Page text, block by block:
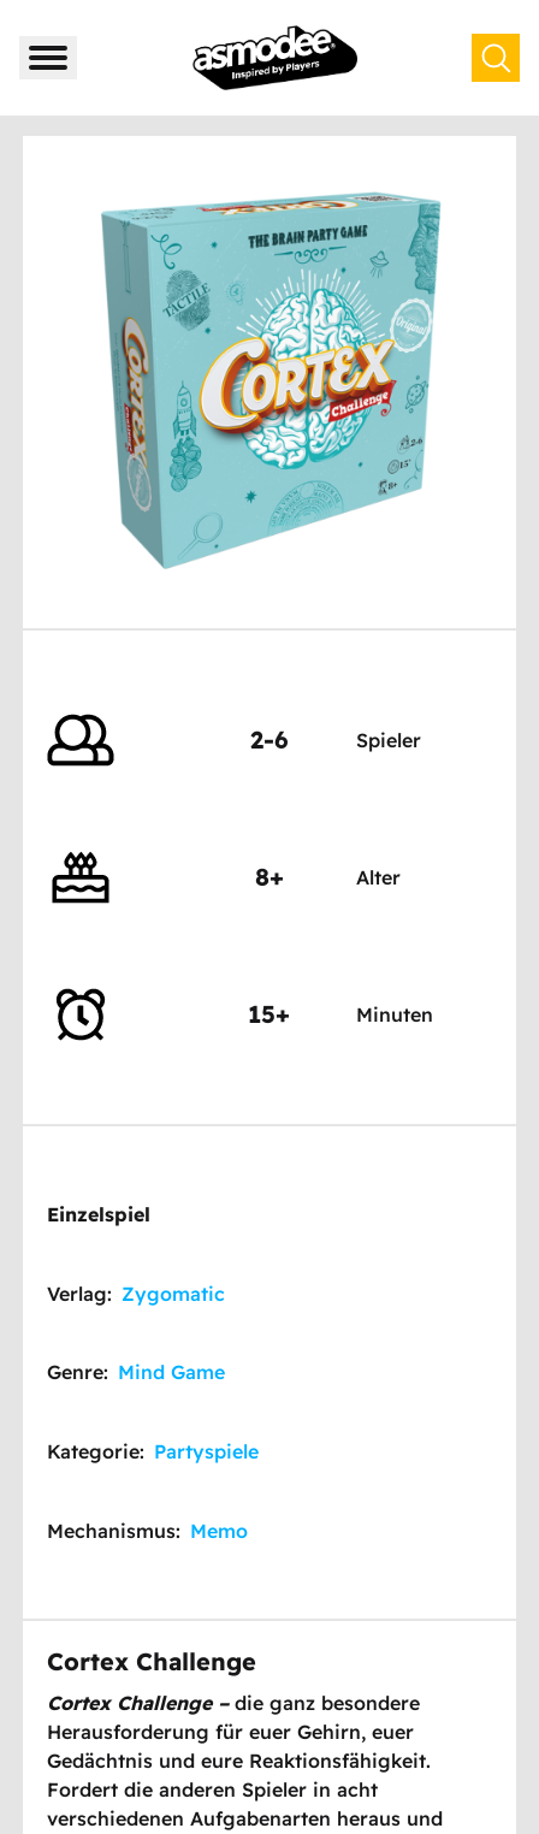
2-6 Spieler
8+ Alter
15+ Minuten
Einzelspiel
Verlag: Zygomatic
Genre: Mind Game
Kategorie: Partyspiele
Mechanismus: Memo
Cortex Challenge
Cortex Challenge –die ganz besondere
Herausforderung für euer Gehirn, euer
Gedächtnis und eure Reaktionsfähigkeit.
Fordert die anderen Spieler in acht
verschiedenen Aufgabenarten heraus und